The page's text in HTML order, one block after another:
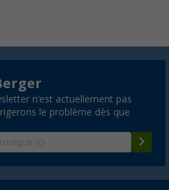
n'est actuellement pas
le problème dès que